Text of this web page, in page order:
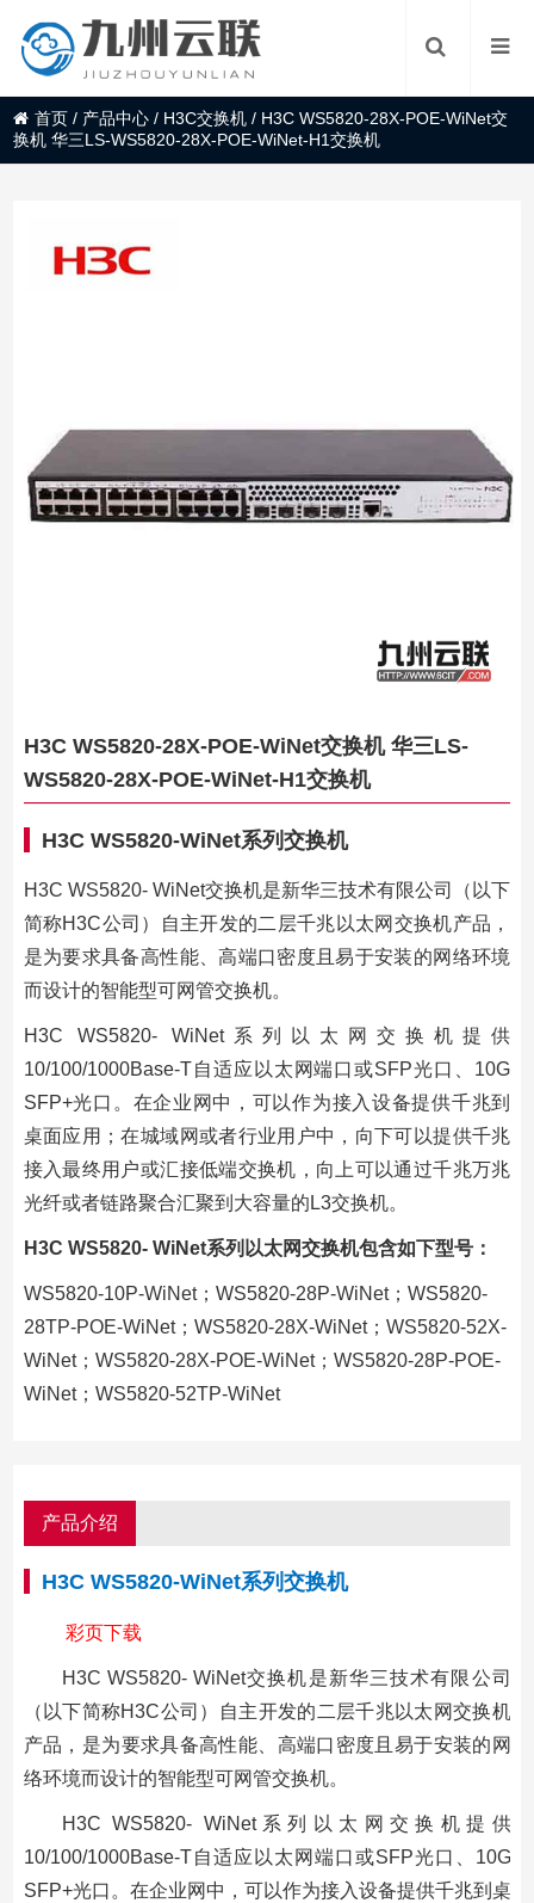
首页 / 产品中心 / H3C交换机 / H3C WS5820-28X-POE-WiNet交
换机 华三LS-WS5820-28X-POE-WiNet-H1交换机
H3C WS5820-28X-POE-WiNet交换机 华三LS-
WS5820-28X-POE-WiNet-H1交换机
H3C WS5820-WiNet系列交换机
H3C WS5820- WiNet交换机是新华三技术有限公司（以下
简称H3C公司）自主开发的二层千兆以太网交换机产品，
是为要求具备高性能、高端口密度且易于安装的网络环境
而设计的智能型可网管交换机。
H3C WS5820- WiNet系列以太网交换机提供
10/100/1000Base-T自适应以太网端口或SFP光口、10G
SFP+光口。在企业网中，可以作为接入设备提供千兆到
桌面应用；在城域网或者行业用户中，向下可以提供千兆
接入最终用户或汇接低端交换机，向上可以通过千兆万兆
光纤或者链路聚合汇聚到大容量的L3交换机。
H3C WS5820- WiNet系列以太网交换机包含如下型号：
WS5820-10P-WiNet；WS5820-28P-WiNet；WS5820-
28TP-POE-WiNet；WS5820-28X-WiNet；WS5820-52X-
WiNet；WS5820-28X-POE-WiNet；WS5820-28P-POE-
WiNet；WS5820-52TP-WiNet
产品介绍
H3C WS5820-WiNet系列交换机
彩页下载
H3C WS5820- WiNet交换机是新华三技术有限公司
（以下简称H3C公司）自主开发的二层千兆以太网交换机
产品，是为要求具备高性能、高端口密度且易于安装的网
络环境而设计的智能型可网管交换机。
H3C WS5820- WiNet系列以太网交换机提供
10/100/1000Base-T自适应以太网端口或SFP光口、10G
SFP+光口。在企业网中，可以作为接入设备提供千兆到桌